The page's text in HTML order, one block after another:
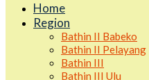
Home
Region
Bathin II Babeko
Bathin II Pelayang
Bathin III
Bathin III Ulu